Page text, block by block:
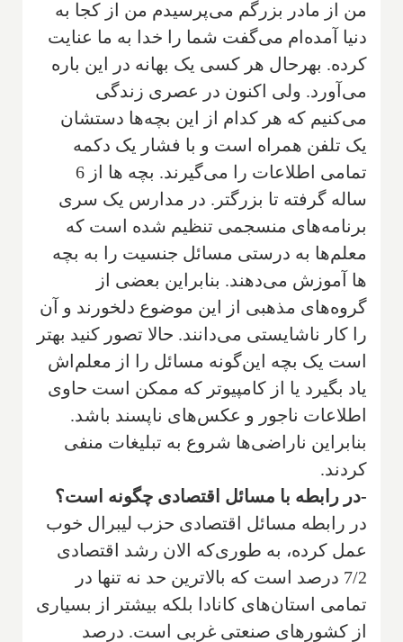
من از مادر بزرگم می‌پرسیدم من از کجا به
دنیا آمده‌ام می‌گفت شما را خدا به ما عنایت
کرده. بهر‌حال هر کسی یک بهانه در این باره
می‌آورد. ولی اکنون در عصری زندگی
می‌کنیم که هر کدام از این بچه‌ها دستشان
یک تلفن همراه است و با فشار یک دکمه
تمامی اطلاعات را می‌گیرند. بچه ها از 6
ساله گرفته تا بزرگتر. در مدارس یک سری
برنامه‌های منسجمی تنظیم شده است که
معلم‌ها به درستی مسائل جنسیت را به بچه
ها آموزش می‌دهند. بنابراین بعضی از
گروه‌های مذهبی از این موضوع دلخورند و آن
را کار ناشایستی می‌دانند. حالا تصور کنید بهتر
است یک بچه این‌گونه مسائل را از معلم‌اش
یاد بگیرد یا از کامپیوتر که ممکن است حاوی
اطلاعات ناجور و عکس‌های ناپسند باشد.
بنابراین ناراضی‌ها شروع به تبلیغات منفی
کردند.
-در رابطه با مسائل اقتصادی چگونه است؟
در رابطه مسائل اقتصادی حزب لیبرال خوب
عمل کرده، به طوری‌که الان رشد اقتصادی
7/2 درصد است که بالاترین حد نه تنها در
تمامی استان‌های کانادا بلکه بیشتر از بسیاری
از کشورهای صنعتی غربی است. درصد